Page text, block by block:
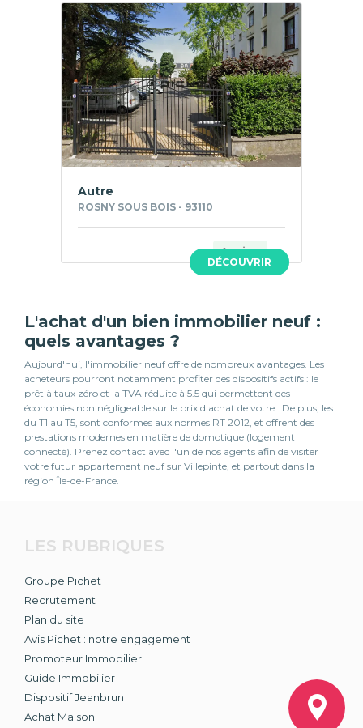
DÉCOUVRIR
Autre
ROSNY SOUS BOIS - 93110
Ancien
L'achat d'un bien immobilier neuf :
quels avantages ?
Aujourd'hui, l'immobilier neuf offre de nombreux avantages. Les
acheteurs pourront notamment profiter des dispositifs actifs : le
prêt à taux zéro et la TVA réduite à 5.5 qui permettent des
économies non négligeable sur le prix d'achat de votre . De plus, les
du T1 au T5, sont conformes aux normes RT 2012, et offrent des
prestations modernes en matière de domotique (logement
connecté). Prenez contact avec l'un de nos agents afin de visiter
votre futur appartement neuf sur Villepinte, et partout dans la
région Île-de-France.
LES RUBRIQUES
Groupe Pichet
Recrutement
Plan du site
Avis Pichet : notre engagement
Promoteur Immobilier
Guide Immobilier
Dispositif Jeanbrun
Achat Maison